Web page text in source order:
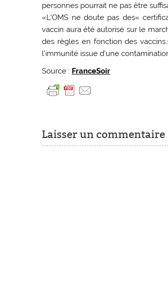
personnes pourrait ne pas être
«L’OMS ne doute pas des«
vaccin aura été autorisé sur le
des règles en fonction des
l’immunité issue d’une
Source : FranceSoir
Laisser un commentaire